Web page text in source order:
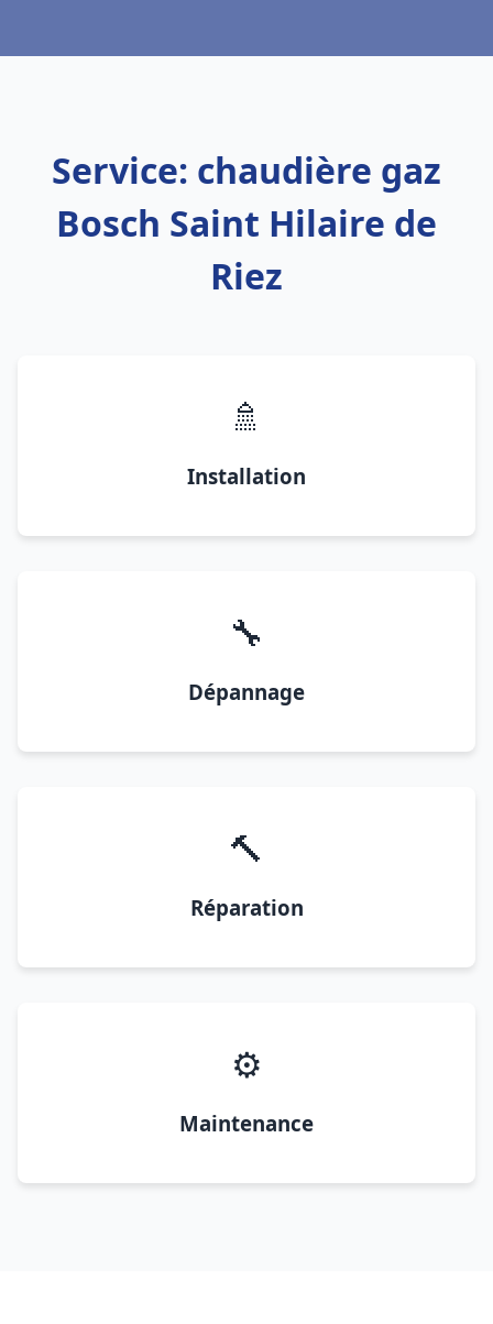
Service: chaudière gaz
Bosch Saint Hilaire de
Riez
🚿
Installation
🔧
Dépannage
🔨
Réparation
⚙️
Maintenance